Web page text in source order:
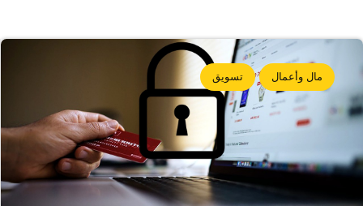
مال وأعمال تسويق